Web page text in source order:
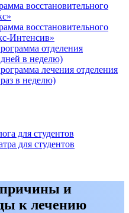
восстановительного
восстановительного
Интенсив»
отделения
в неделю)
лечения отделения
в неделю)
для студентов
для студентов
и
к лечению